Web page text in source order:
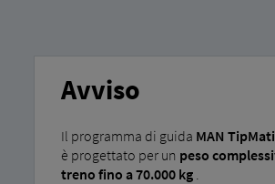
Avviso
Il programma di guida MAN
è progettato per un peso
treno fino a 70.000 kg.